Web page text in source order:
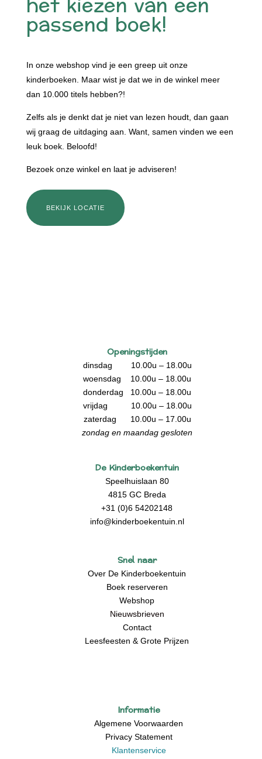
passend boek!
In onze webshop vind je een greep uit onze
kinderboeken. Maar wist je dat we in de winkel meer
dan 10.000 titels hebben?!
Zelfs als je denkt dat je niet van lezen houdt, dan gaan
wij graag de uitdaging aan. Want, samen vinden we een
leuk boek. Beloofd!
Bezoek onze winkel en laat je adviseren!
BEKIJK LOCATIE
Openingstijden
dinsdag 10.00u – 18.00u
woensdag 10.00u – 18.00u
donderdag 10.00u – 18.00u
vrijdag 10.00u – 18.00u
zaterdag 10.00u – 17.00u
zondag en maandag gesloten
De Kinderboekentuin
Speelhuislaan 80
4815 GC Breda
+31 (0)6 54202148
info@kinderboekentuin.nl
Snel naar
Over De Kinderboekentuin
Boek reserveren
Webshop
Nieuwsbrieven
Contact
Leesfeesten & Grote Prijzen
Informatie
Algemene Voorwaarden
Privacy Statement
Klantenservice